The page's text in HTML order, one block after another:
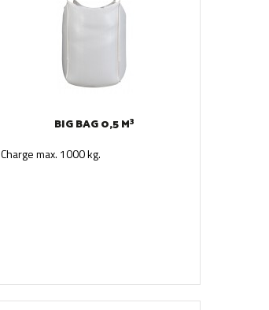
BIG BAG 0,5 M³
Charge max. 1000 kg.